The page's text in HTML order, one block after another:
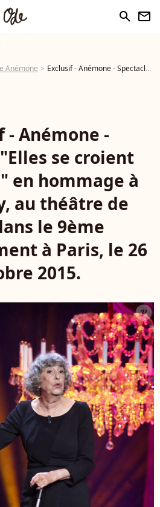
search newsletter
Anémone Exclusif - Anémone - Spectacle "Elles se croient toutes Joly" en hommage à Sylvie Joly, au théâtre de Paris dans le 9ème arrondissement à Paris, le 26 octobre 2015. © Dominique Jacovides - Romuald Meigneux / Bestimage - Photo
- Anémone -
se croient
en hommage à
au théâtre de
le 9ème
à Paris, le 26
2015.